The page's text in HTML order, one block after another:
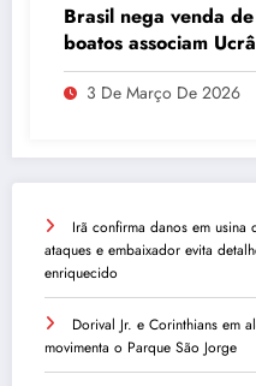
Brasil nega venda
boatos associam
3 De Março De 2026
Irã confirma danos em
ataques e embaixador evita
enriquecido
Dorival Jr. e Corinthians em
movimenta o Parque São Jorge